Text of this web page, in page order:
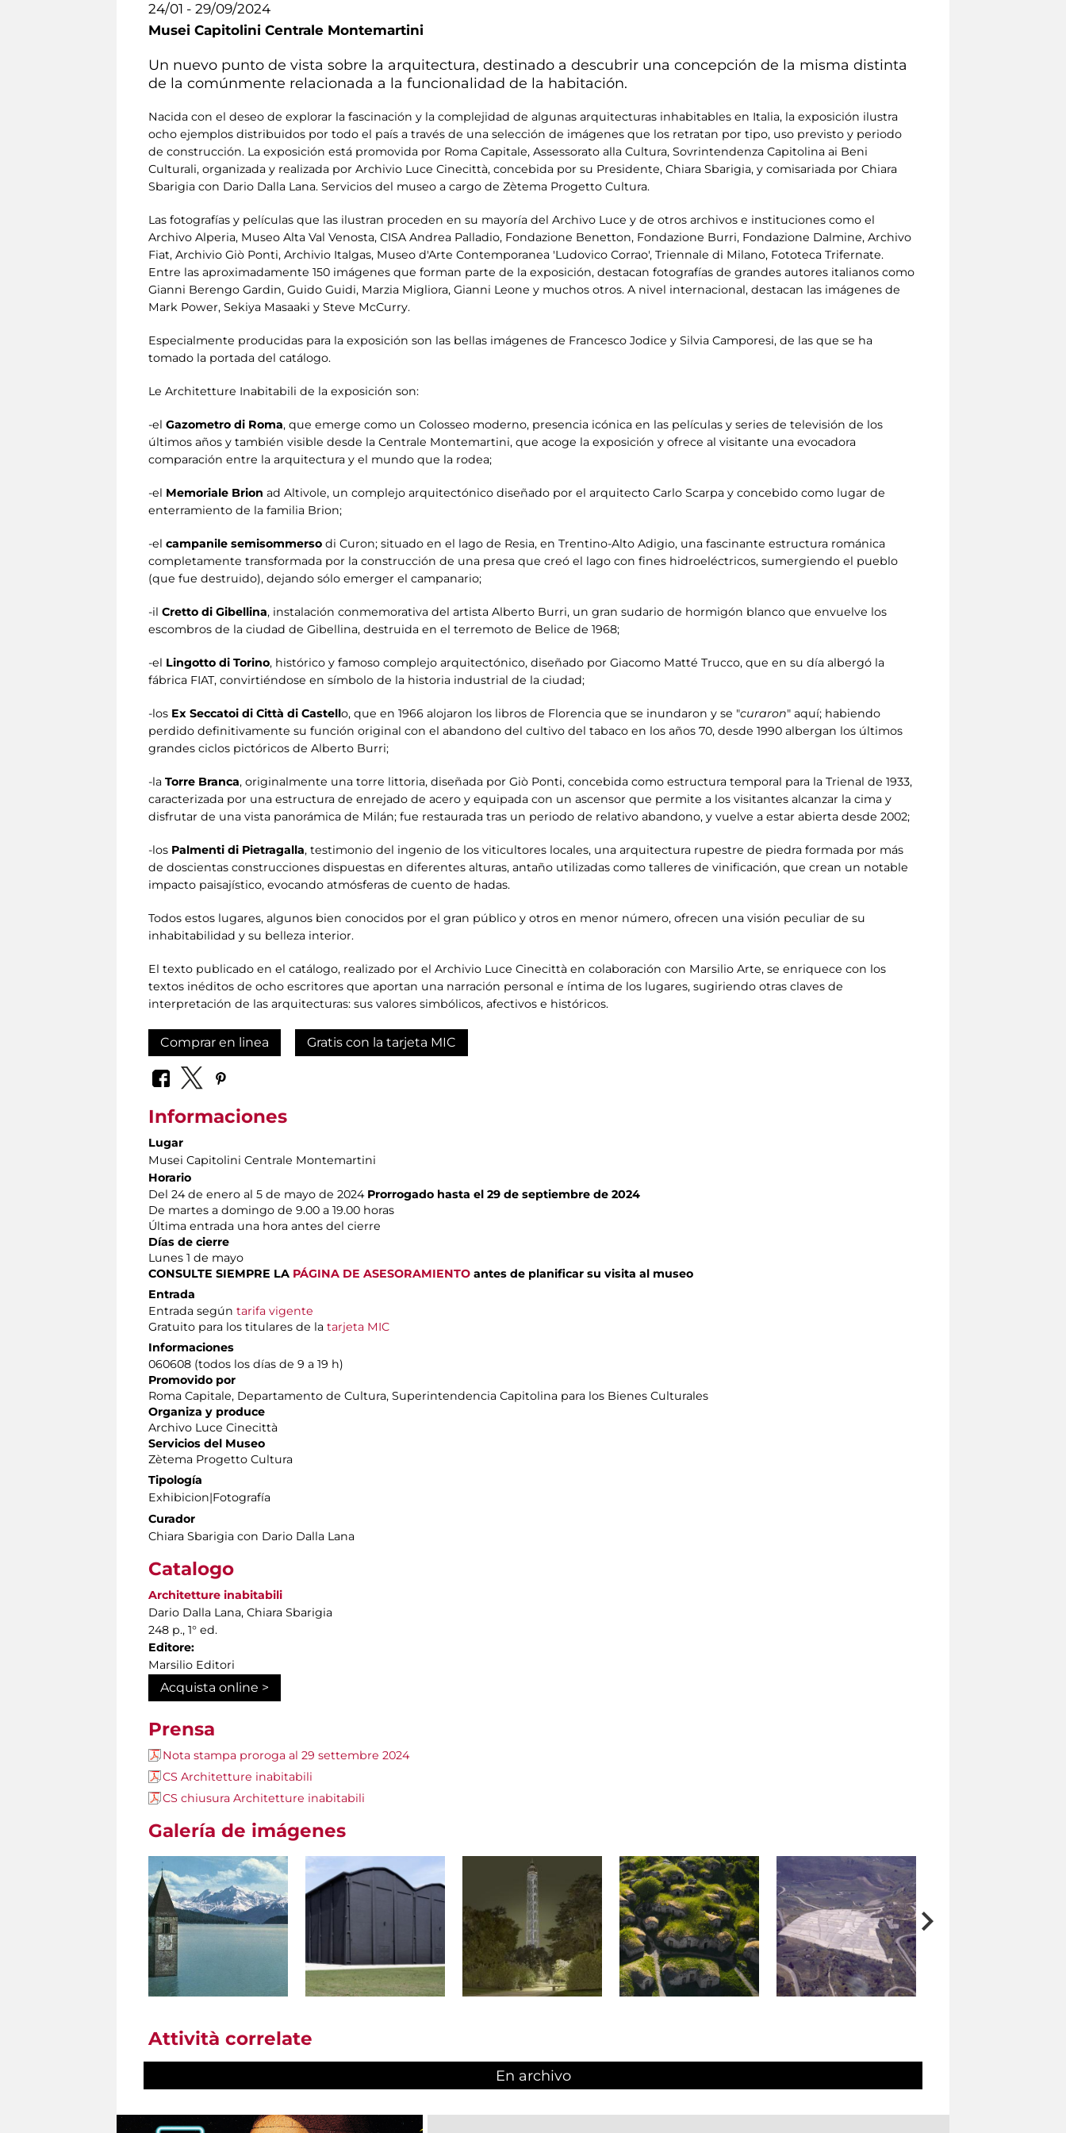
24/01 - 29/09/2024
Musei Capitolini Centrale Montemartini
Un nuevo punto de vista sobre la arquitectura, destinado a descubrir una concepción de la misma distinta
de la comúnmente relacionada a la funcionalidad de la habitación.
Nacida con el deseo de explorar la fascinación y la complejidad de algunas arquitecturas inhabitables en Italia, la exposición ilustra
ocho ejemplos distribuidos por todo el país a través de una selección de imágenes que los retratan por tipo, uso previsto y periodo
de construcción. La exposición está promovida por Roma Capitale, Assessorato alla Cultura, Sovrintendenza Capitolina ai Beni
Culturali, organizada y realizada por Archivio Luce Cinecittà, concebida por su Presidente, Chiara Sbarigia, y comisariada por Chiara
Sbarigia con Dario Dalla Lana. Servicios del museo a cargo de Zètema Progetto Cultura.
Las fotografías y películas que las ilustran proceden en su mayoría del Archivo Luce y de otros archivos e instituciones como el
Archivo Alperia, Museo Alta Val Venosta, CISA Andrea Palladio, Fondazione Benetton, Fondazione Burri, Fondazione Dalmine, Archivo
Fiat, Archivio Giò Ponti, Archivio Italgas, Museo d'Arte Contemporanea 'Ludovico Corrao', Triennale di Milano, Fototeca Trifernate.
Entre las aproximadamente 150 imágenes que forman parte de la exposición, destacan fotografías de grandes autores italianos como
Gianni Berengo Gardin, Guido Guidi, Marzia Migliora, Gianni Leone y muchos otros. A nivel internacional, destacan las imágenes de
Mark Power, Sekiya Masaaki y Steve McCurry.
Especialmente producidas para la exposición son las bellas imágenes de Francesco Jodice y Silvia Camporesi, de las que se ha
tomado la portada del catálogo.
Le Architetture Inabitabili de la exposición son:
-el Gazometro di Roma, que emerge como un Colosseo moderno, presencia icónica en las películas y series de televisión de los
últimos años y también visible desde la Centrale Montemartini, que acoge la exposición y ofrece al visitante una evocadora
comparación entre la arquitectura y el mundo que la rodea;
-el Memoriale Brion ad Altivole, un complejo arquitectónico diseñado por el arquitecto Carlo Scarpa y concebido como lugar de
enterramiento de la familia Brion;
-el campanile semisommerso di Curon; situado en el lago de Resia, en Trentino-Alto Adigio, una fascinante estructura románica
completamente transformada por la construcción de una presa que creó el lago con fines hidroeléctricos, sumergiendo el pueblo
(que fue destruido), dejando sólo emerger el campanario;
-il Cretto di Gibellina, instalación conmemorativa del artista Alberto Burri, un gran sudario de hormigón blanco que envuelve los
escombros de la ciudad de Gibellina, destruida en el terremoto de Belice de 1968;
-el Lingotto di Torino, histórico y famoso complejo arquitectónico, diseñado por Giacomo Matté Trucco, que en su día albergó la
fábrica FIAT, convirtiéndose en símbolo de la historia industrial de la ciudad;
-los Ex Seccatoi di Città di Castello, que en 1966 alojaron los libros de Florencia que se inundaron y se "curaron" aquí; habiendo
perdido definitivamente su función original con el abandono del cultivo del tabaco en los años 70, desde 1990 albergan los últimos
grandes ciclos pictóricos de Alberto Burri;
-la Torre Branca, originalmente una torre littoria, diseñada por Giò Ponti, concebida como estructura temporal para la Trienal de 1933,
caracterizada por una estructura de enrejado de acero y equipada con un ascensor que permite a los visitantes alcanzar la cima y
disfrutar de una vista panorámica de Milán; fue restaurada tras un periodo de relativo abandono, y vuelve a estar abierta desde 2002;
-los Palmenti di Pietragalla, testimonio del ingenio de los viticultores locales, una arquitectura rupestre de piedra formada por más
de doscientas construcciones dispuestas en diferentes alturas, antaño utilizadas como talleres de vinificación, que crean un notable
impacto paisajístico, evocando atmósferas de cuento de hadas.
Todos estos lugares, algunos bien conocidos por el gran público y otros en menor número, ofrecen una visión peculiar de su
inhabitabilidad y su belleza interior.
El texto publicado en el catálogo, realizado por el Archivio Luce Cinecittà en colaboración con Marsilio Arte, se enriquece con los
textos inéditos de ocho escritores que aportan una narración personal e íntima de los lugares, sugiriendo otras claves de
interpretación de las arquitecturas: sus valores simbólicos, afectivos e históricos.
Comprar en linea Gratis con la tarjeta MIC
Informaciones
Lugar
Musei Capitolini Centrale Montemartini
Horario
Del 24 de enero al 5 de mayo de 2024 Prorrogado hasta el 29 de septiembre de 2024
De martes a domingo de 9.00 a 19.00 horas
Última entrada una hora antes del cierre
Días de cierre
Lunes 1 de mayo
CONSULTE SIEMPRE LA PÁGINA DE ASESORAMIENTO antes de planificar su visita al museo
Entrada
Entrada según tarifa vigente
Gratuito para los titulares de la tarjeta MIC
Informaciones
060608 (todos los días de 9 a 19 h)
Promovido por
Roma Capitale, Departamento de Cultura, Superintendencia Capitolina para los Bienes Culturales
Organiza y produce
Archivo Luce Cinecittà
Servicios del Museo
Zètema Progetto Cultura
Tipología
Exhibicion|Fotografía
Curador
Chiara Sbarigia con Dario Dalla Lana
Catalogo
Architetture inabitabili
Dario Dalla Lana, Chiara Sbarigia
248 p., 1° ed.
Editore:
Marsilio Editori
Acquista online >
Prensa
Nota stampa proroga al 29 settembre 2024
CS Architetture inabitabili
CS chiusura Architetture inabitabili
Galería de imágenes
Attività correlate
En archivo